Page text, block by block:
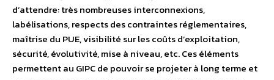
d’attendre: très nombreuses interconnexions,
labélisations, respects des contraintes réglementaires,
maîtrise du PUE, visibilité sur les coûts d’exploitation,
sécurité, évolutivité, mise à niveau, etc. Ces éléments
permettent au GIPC de pouvoir se projeter à long terme et